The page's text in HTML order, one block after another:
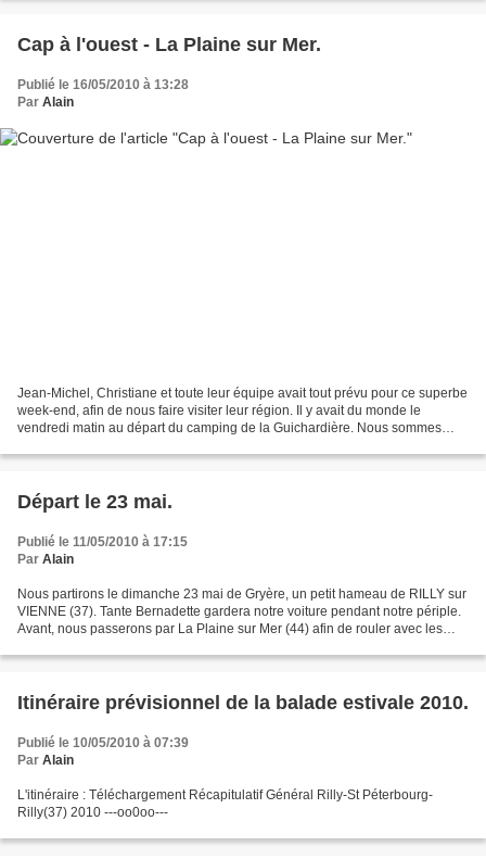
Cap à l'ouest - La Plaine sur Mer.
Publié le 16/05/2010 à 13:28
Par Alain
Jean-Michel, Christiane et toute leur équipe avait tout prévu pour ce superbe
week-end, afin de nous faire visiter leur région. Il y avait du monde le
vendredi matin au départ du camping de la Guichardière. Nous sommes
Départ le 23 mai.
Publié le 11/05/2010 à 17:15
Par Alain
Nous partirons le dimanche 23 mai de Gryère, un petit hameau de RILLY sur
VIENNE (37). Tante Bernadette gardera notre voiture pendant notre périple.
Avant, nous passerons par La Plaine sur Mer (44) afin de rouler avec les
Itinéraire prévisionnel de la balade estivale 2010.
Publié le 10/05/2010 à 07:39
Par Alain
L'itinéraire : Téléchargement Récapitulatif Général Rilly-St Péterbourg-
Rilly(37) 2010 ---oo0oo---